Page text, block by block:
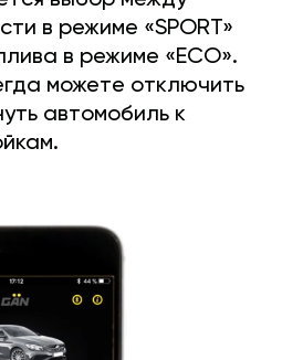
в режиме «SPORT»
в режиме «ECO».
можете отключить
автомобиль к